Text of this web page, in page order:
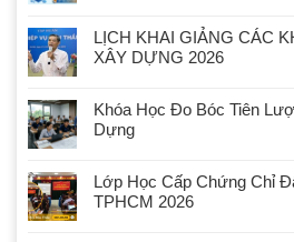
LỊCH KHAI GIẢNG CÁC
XÂY DỰNG 2026
Khóa Học Đo Bóc Tiên
Dựng
Lớp Học Cấp Chứng Chỉ
TPHCM 2026